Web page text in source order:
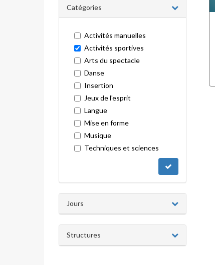
Catégories
Activités manuelles
Activités sportives
Arts du spectacle
Danse
Insertion
Jeux de l'esprit
Langue
Mise en forme
Musique
Techniques et sciences
Jours
Structures